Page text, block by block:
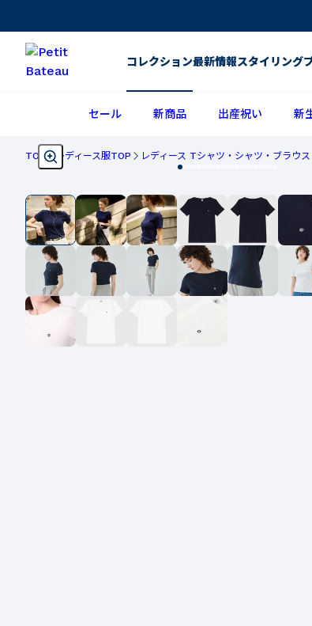
コレクション最新情報スタイリング
セール 新商品 出産祝い 新
TOP レディース服TOP レディース Tシャツ・シャツ・ブラウス